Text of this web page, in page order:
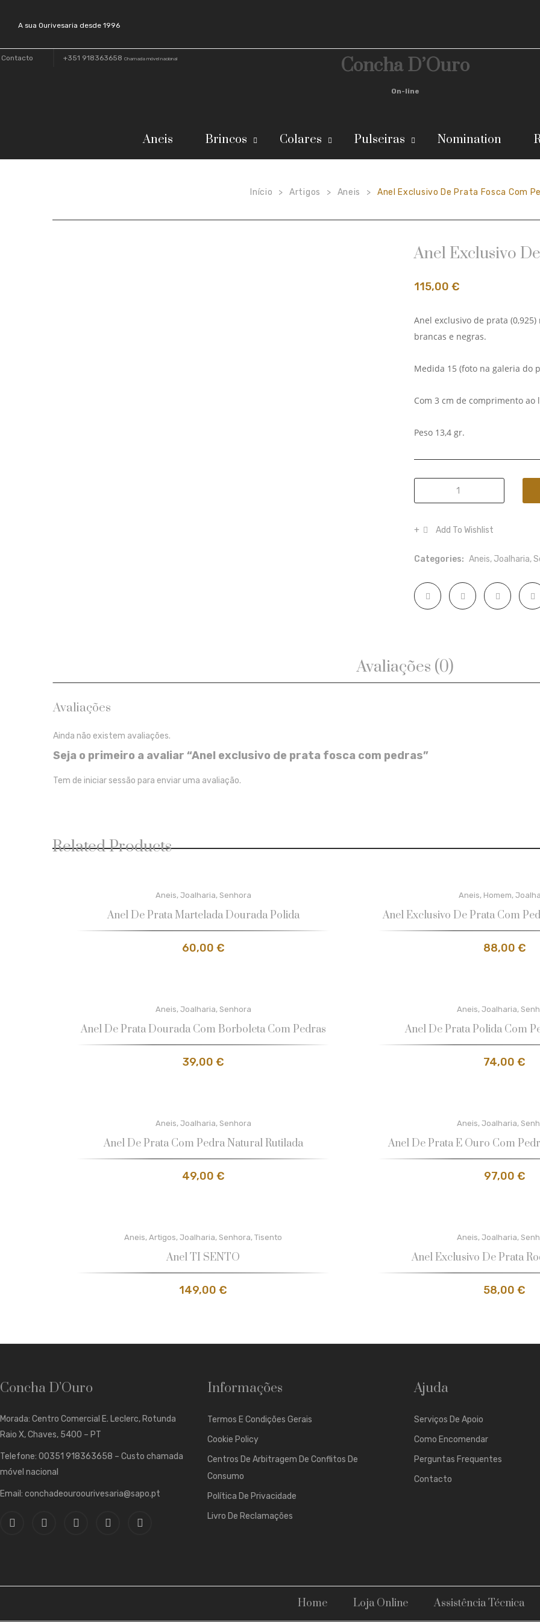
A sua Ourivesaria desde 1996
Contacto +351 918363658 Chamada móvel nacional Concha D’Ouro
On-line
Aneis Brincos Colares Pulseiras Nomination
Início > Artigos > Aneis > Anel Exclusivo De Prata Fosca Com
Anel Exclusivo
115,00 €
Anel exclusivo de prata
brancas e negras.
Medida 15 (foto na galeria do
Com 3 cm de comprimento ao
Peso 13,4 gr.
exclusivo
prata
com
quantity
Add To Wishlist
Categories: Aneis, Joalharia,
Avaliações (0)
Avaliações
Ainda não existem avaliações.
Seja o primeiro a avaliar “Anel exclusivo de prata fosca com pedras”
Tem de iniciar sessão para enviar uma avaliação.
Related Products
Aneis, Joalharia, Senhora
Anel De Prata Martelada Dourada Polida
60,00 €
Aneis, Homem,
Anel Exclusivo De Prata Com
88,00 €
Aneis, Joalharia, Senhora
Anel De Prata Dourada Com Borboleta Com Pedras
39,00 €
Aneis, Joalharia,
Anel De Prata Polida Com
74,00 €
Aneis, Joalharia, Senhora
Anel De Prata Com Pedra Natural Rutilada
49,00 €
Aneis, Joalharia,
Anel De Prata E Ouro Com
97,00 €
Aneis, Artigos, Joalharia, Senhora, Tisento
Anel TI SENTO
149,00 €
Aneis, Joalharia,
Anel Exclusivo De Prata
58,00 €
Concha D’Ouro
Morada: Centro Comercial E. Leclerc, Rotunda
Raio X, Chaves, 5400 – PT
Telefone: 00351 918363658 – Custo chamada
móvel nacional
Email: conchadeouroourivesaria@sapo.pt
Informações
Termos E Condições Gerais
Cookie Policy
Centros De Arbitragem De Conflitos De
Consumo
Política De Privacidade
Livro De Reclamações
Ajuda
Serviços De Apoio
Como Encomendar
Perguntas Frequentes
Contacto
Home Loja Online Assistência Técnica